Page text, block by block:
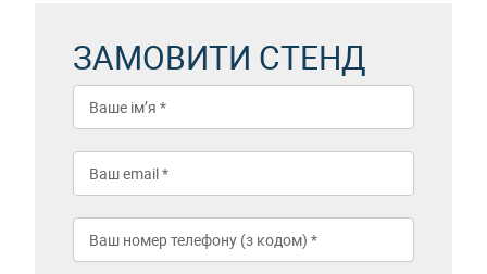
ЗАМОВИТИ СТЕНД